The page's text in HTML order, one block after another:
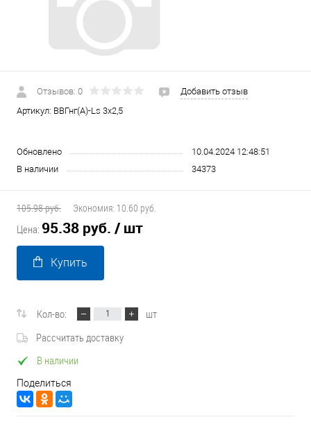
Отзывов: 0
Добавить отзыв
Артикул: ВВГнг(А)-Ls 3х2,5
Обновлено
10.04.2024 12:48:51
В наличии
34373
105.98 руб. Экономия: 10.60 руб.
Цена: 95.38 руб. / шт
Купить
Кол-во:
шт
Рассчитать доставку
В наличии
Поделиться